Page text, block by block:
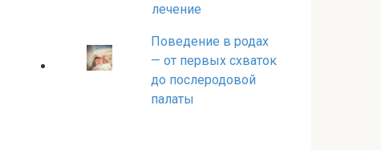
лечение
Поведение в родах
— от первых схваток
до послеродовой
палаты